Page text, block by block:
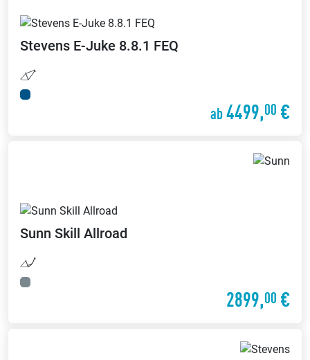
Stevens E-Juke 8.8.1 FEQ
ab4499,00 €
Sunn Skill Allroad
2899,00 €